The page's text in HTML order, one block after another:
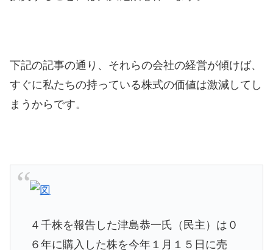
下記の記事の通り、それらの会社の経営が傾けば、
すぐに私たちの持っている株式の価値は激減してし
まうからです。
４千株を報告した津島恭一氏（民主）は０
６年に購入した株を今年１月１５日に売